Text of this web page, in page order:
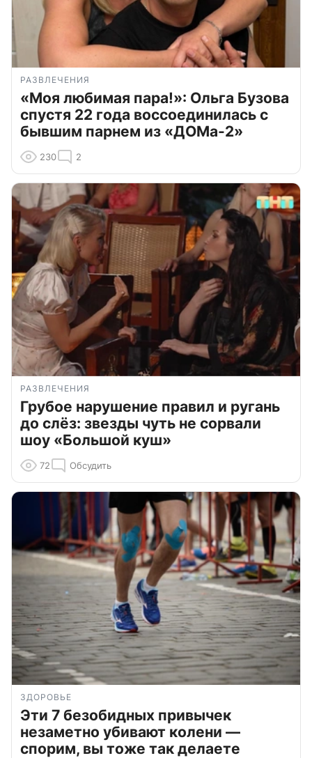
РАЗВЛЕЧЕНИЯ
«Моя любимая пара!»: Ольга Бузова
спустя 22 года воссоединилась с
бывшим парнем из «ДОМа-2»
230 2
РАЗВЛЕЧЕНИЯ
Грубое нарушение правил и ругань
до слёз: звезды чуть не сорвали
шоу «Большой куш»
72 Обсудить
ЗДОРОВЬЕ
Эти 7 безобидных привычек
незаметно убивают колени —
спорим, вы тоже так делаете